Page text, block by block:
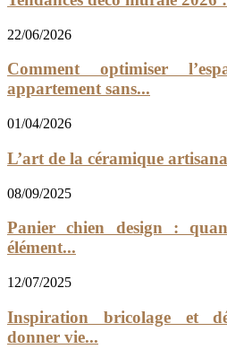
22/06/2026
Comment optimiser
appartement sans...
01/04/2026
L’art de la céramique
08/09/2025
Panier chien design :
élément...
12/07/2025
Inspiration bricolage et
donner vie...